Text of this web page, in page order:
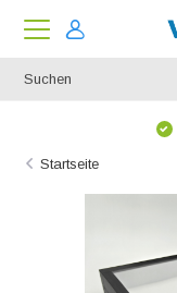
Startseite